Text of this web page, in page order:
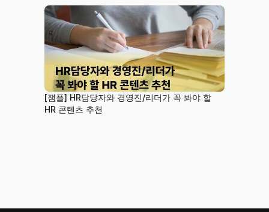
[잼플] HR담당자와 경영진/리더가 꼭 봐야 할
HR 콘텐츠 추천